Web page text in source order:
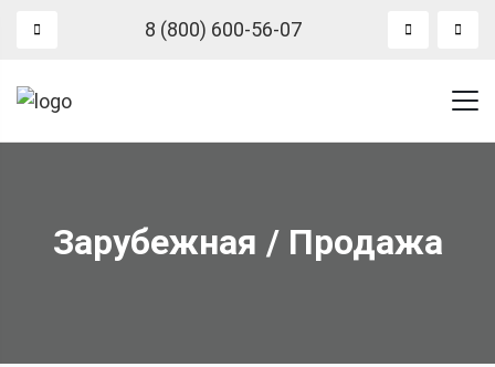
8 (800) 600-56-07
Зарубежная / Продажа